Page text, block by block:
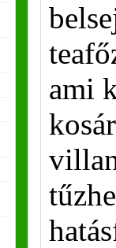
ami